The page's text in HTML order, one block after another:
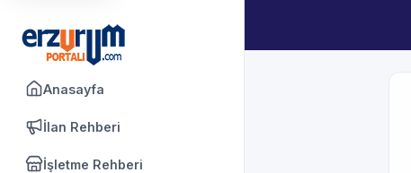
Anasayfa
İlan Rehberi
İşletme Rehberi